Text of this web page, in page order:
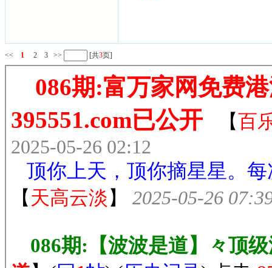
<< 1 2 3 >> [共3页]